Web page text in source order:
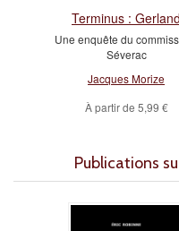
Terminus : Gerland
Une enquête du
Séverac
Jacques Morize
À partir de 5,99 €
Publications